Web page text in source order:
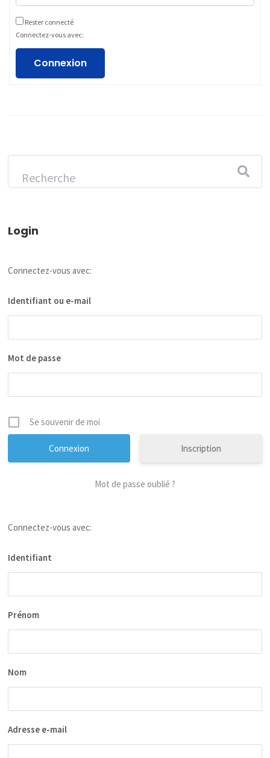
Rester connecté
Connectez-vous avec:
Connexion
Login
Connectez-vous avec:
Identifiant ou e-mail
Mot de passe
Se souvenir de moi
Inscription
Mot de passe oublié ?
Connectez-vous avec:
Identifiant
Prénom
Nom
Adresse e-mail